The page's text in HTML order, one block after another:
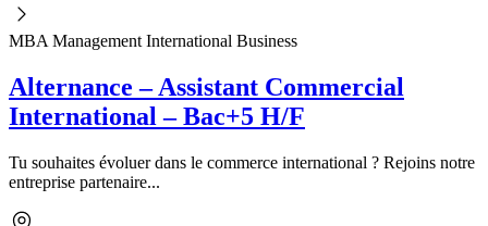
MBA Management International Business
Alternance – Assistant Commercial
International – Bac+5 H/F
Tu souhaites évoluer dans le commerce international ? Rejoins notre
entreprise partenaire...